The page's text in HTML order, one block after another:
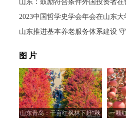
山东：鼓励符合条件外国投资者
2023中国哲学史学会年会在山东大
山东推进基本养老服务体系建设
图 片
山东青岛：千亩红枫林下赶“秋
一颗